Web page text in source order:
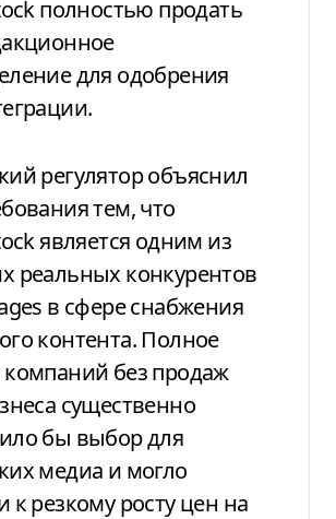
полностью продать
для одобрения
регулятор объяснил
тем, что
является одним из
реальных конкурентов
в сфере снабжения
контента. Полное
компаний без продаж
существенно
бы выбор для
медиа и могло
к резкому росту цен на